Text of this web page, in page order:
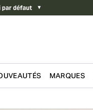
par défaut ▼
MARQUES